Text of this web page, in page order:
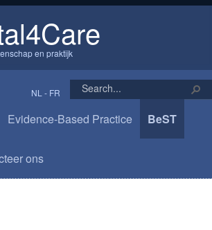
en praktijk
NL - FR
Evidence-Based Practice BeST
ons